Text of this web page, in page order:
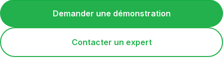
Demander une démonstration
Contacter un expert